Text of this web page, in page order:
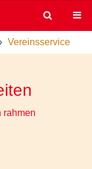
Vereinsservice